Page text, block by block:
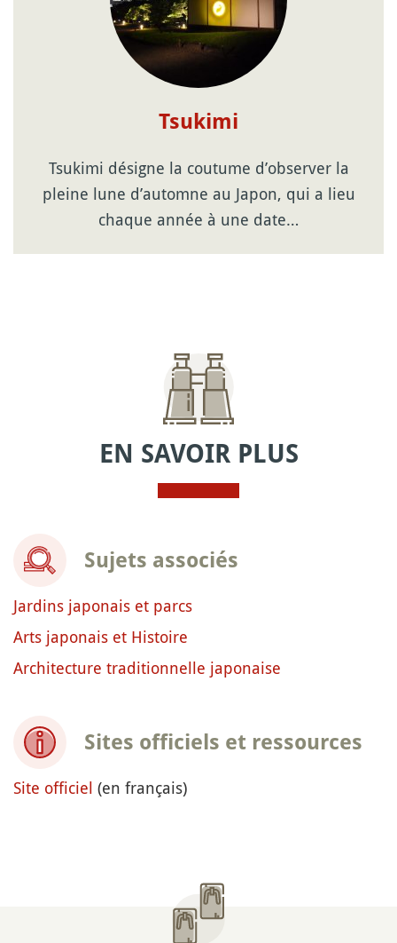
Tsukimi
Tsukimi désigne la coutume d’observer la
pleine lune d’automne au Japon, qui a lieu
chaque année à une date…
EN SAVOIR PLUS
Sujets associés
Jardins japonais et parcs
Arts japonais et Histoire
Architecture traditionnelle japonaise
Sites officiels et ressources
Site officiel (en français)